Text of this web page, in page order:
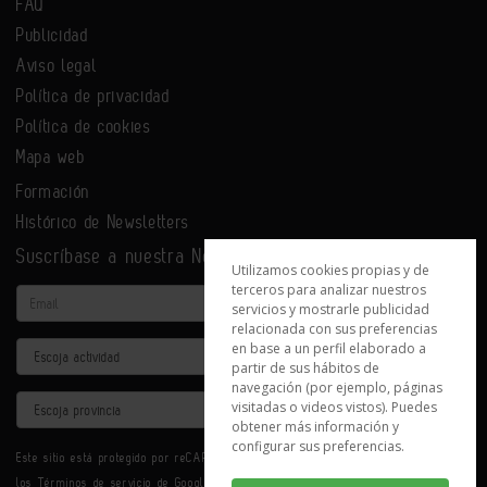
FAQ
Publicidad
Aviso legal
Política de privacidad
Política de cookies
Mapa web
Formación
Histórico de Newsletters
Suscríbase a nuestra Newsletter
Email
Actividad
Provincia
Este sitio está protegido por reCAPTCHA y se aplican la
los Términos de servicio de Google.
Utilizamos cookies propias y de
terceros para analizar nuestros
servicios y mostrarle publicidad
relacionada con sus preferencias
en base a un perfil elaborado a
partir de sus hábitos de
navegación (por ejemplo, páginas
visitadas o videos vistos). Puedes
obtener más información y
configurar sus preferencias.